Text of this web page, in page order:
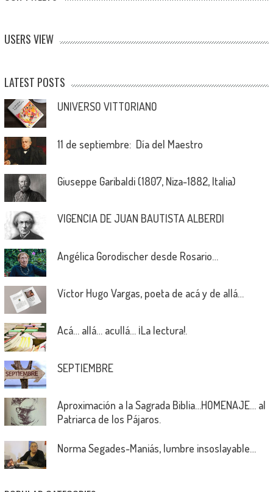
USERS VIEW
LATEST POSTS
UNIVERSO VITTORIANO
11 de septiembre: Día del Maestro
Giuseppe Garibaldi (1807, Niza-1882, Italia)
VIGENCIA DE JUAN BAUTISTA ALBERDI
Angélica Gorodischer desde Rosario…
Víctor Hugo Vargas, poeta de acá y de allá…
Acá… allá… acullá… ¡La lectura!.
SEPTIEMBRE
Aproximación a la Sagrada Biblia…HOMENAJE… al
Patriarca de los Pájaros.
Norma Segades-Maniás, lumbre insoslayable…